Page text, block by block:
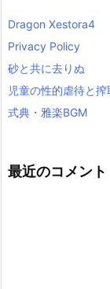
Dragon Xestora4
Privacy Policy
砂と共に去りぬ
児童の性的虐待と
式典・雅楽BGM
最近のコメント